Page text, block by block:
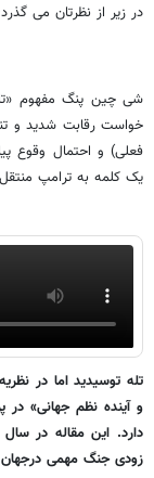
در زیر از نظرتان می
شی چین پنگ مفهوم
خواست رقابت شدید و
فعلی) و احتمال وقوع
یک کلمه به ترامپ
تله توسیدید اما در
و آینده نظم جهانی» در
زودی جنگ مهمی